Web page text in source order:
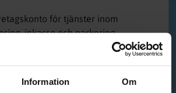
Information Om
för tjänster inom
inkasso och parkering.